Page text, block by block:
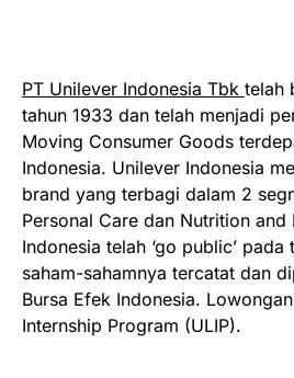
PT Unilever Indonesia Tbk telah
tahun 1933 dan telah menjadi
Moving Consumer Goods
Indonesia. Unilever Indonesia
brand yang terbagi dalam 2
Personal Care dan Nutrition
Indonesia telah ‘go public’ pada
saham-sahamnya tercatat dan
Bursa Efek Indonesia.
Internship Program (ULIP).